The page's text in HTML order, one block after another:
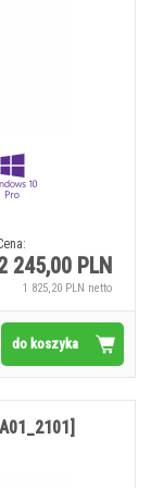
245,00 PLN
1 825,20 PLN netto
do koszyka